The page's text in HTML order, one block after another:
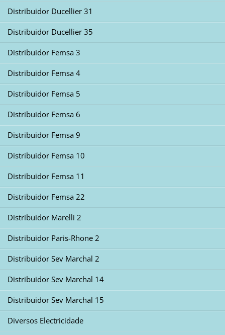
Distribuidor Ducellier 31
Distribuidor Ducellier 35
Distribuidor Femsa 3
Distribuidor Femsa 4
Distribuidor Femsa 5
Distribuidor Femsa 6
Distribuidor Femsa 9
Distribuidor Femsa 10
Distribuidor Femsa 11
Distribuidor Femsa 22
Distribuidor Marelli 2
Distribuidor Paris-Rhone 2
Distribuidor Sev Marchal 2
Distribuidor Sev Marchal 14
Distribuidor Sev Marchal 15
Diversos Electricidade